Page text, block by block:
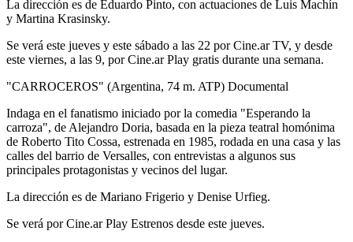
La dirección es de Eduardo Pinto, con actuaciones de Luis Machín
y Martina Krasinsky.
Se verá este jueves y este sábado a las 22 por Cine.ar TV, y desde
este viernes, a las 9, por Cine.ar Play gratis durante una semana.
"CARROCEROS" (Argentina, 74 m. ATP) Documental
Indaga en el fanatismo iniciado por la comedia "Esperando la
carroza", de Alejandro Doria, basada en la pieza teatral homónima
de Roberto Tito Cossa, estrenada en 1985, rodada en una casa y las
calles del barrio de Versalles, con entrevistas a algunos sus
principales protagonistas y vecinos del lugar.
La dirección es de Mariano Frigerio y Denise Urfieg.
Se verá por Cine.ar Play Estrenos desde este jueves.